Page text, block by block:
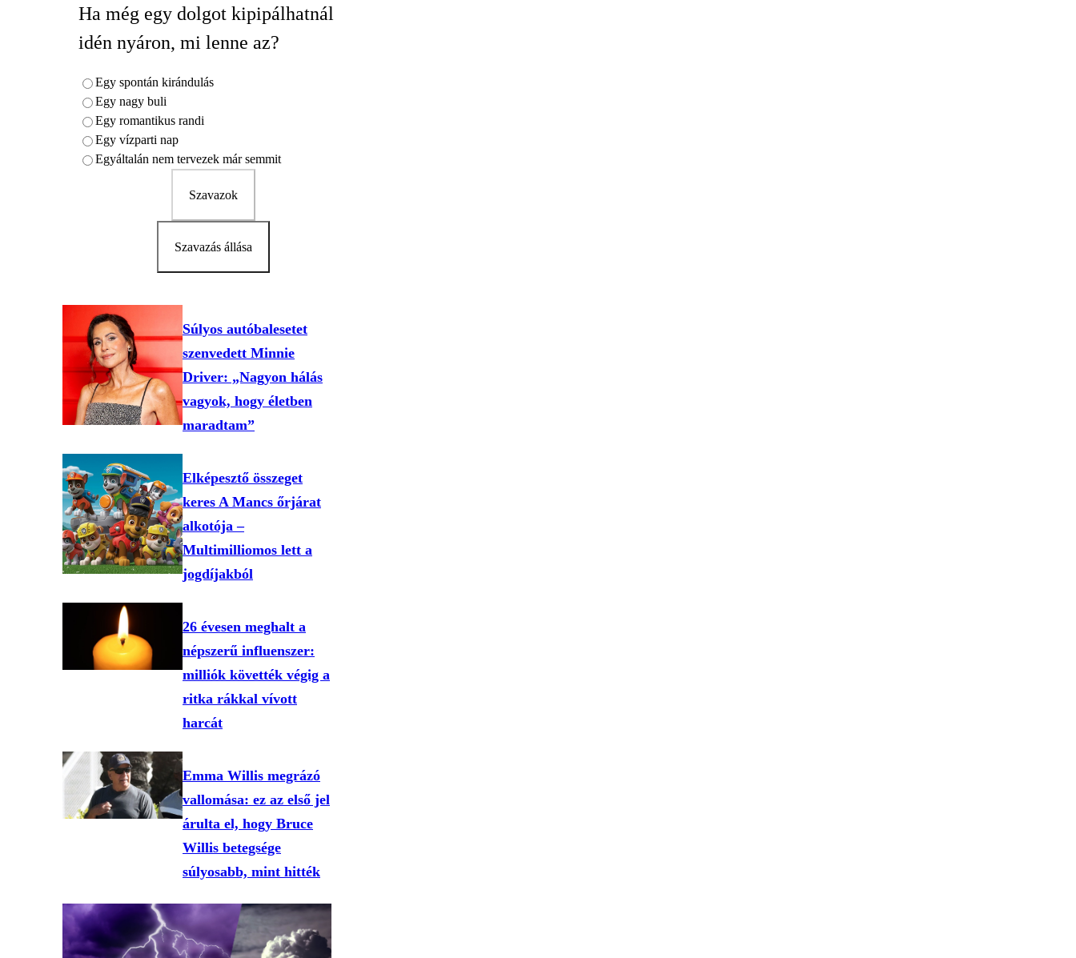
Ha még egy dolgot kipipálhatnál
idén nyáron, mi lenne az?
Egy spontán kirándulás
Egy nagy buli
Egy romantikus randi
Egy vízparti nap
Egyáltalán nem tervezek már semmit
Szavazok
Szavazás állása
Súlyos autóbalesetet
szenvedett Minnie
Driver: „Nagyon hálás
vagyok, hogy életben
maradtam”
Elképesztő összeget
keres A Mancs őrjárat
alkotója –
Multimilliomos lett a
jogdíjakból
26 évesen meghalt a
népszerű influenszer:
milliók követték végig a
ritka rákkal vívott
harcát
Emma Willis megrázó
vallomása: ez az első jel
árulta el, hogy Bruce
Willis betegsége
súlyosabb, mint hitték